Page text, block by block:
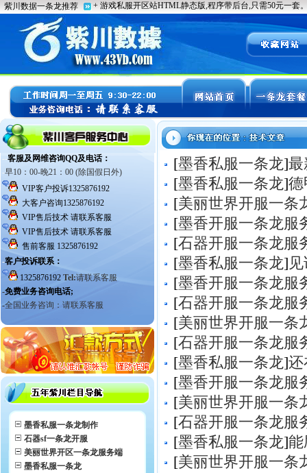
墨香私服一条龙制作
石器sf一条龙开服
美丽世界开区一条龙服务端
墨香私服一条龙
[墨香私服一条龙]最
[墨香私服一条龙]德
[美丽世界开服一条
[墨香开服一条龙服
[石器开服一条龙服
[墨香私服一条龙]
[墨香开服一条龙服
[石器开服一条龙服
[美丽世界开服一条
[石器开服一条龙服
[墨香私服一条龙]还
[墨香开服一条龙服
[美丽世界开服一条
[石器开服一条龙服
[墨香私服一条龙]能
[美丽世界开服一条